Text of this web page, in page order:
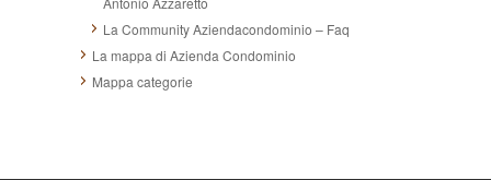
La Community Aziendacondominio – Faq
La mappa di Azienda Condominio
Mappa categorie